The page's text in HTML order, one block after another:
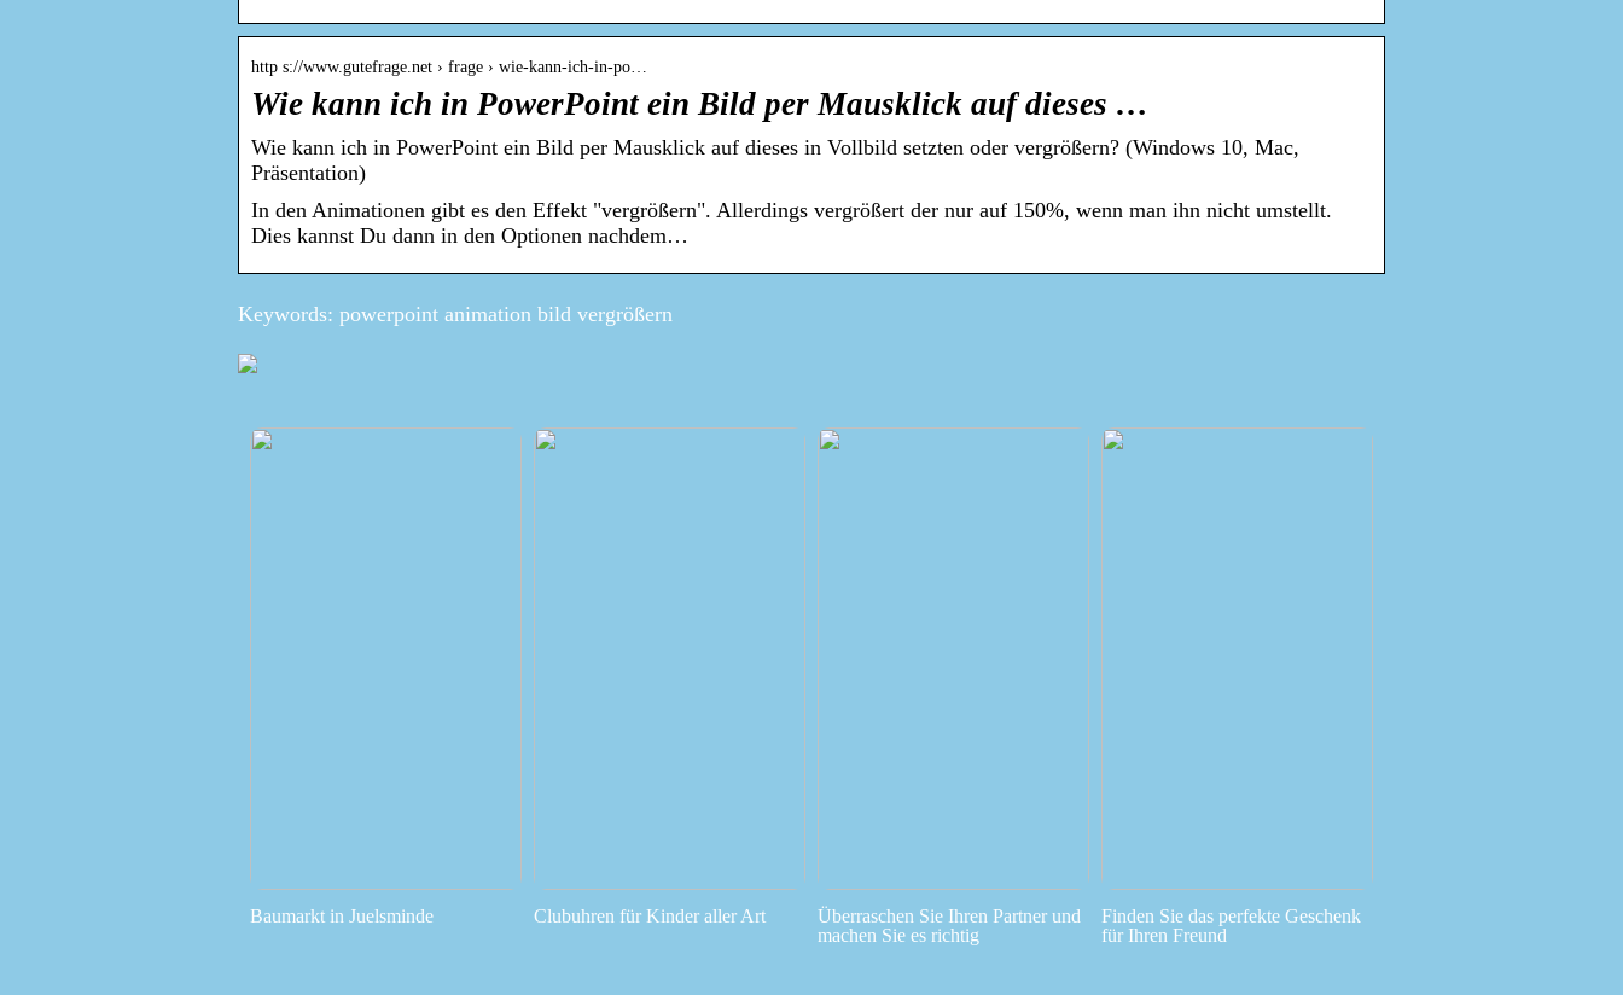
http s://www.gutefrage.net › frage › wie-kann-ich-in-po…
Wie kann ich in PowerPoint ein Bild per Mausklick auf dieses …
Wie kann ich in PowerPoint ein Bild per Mausklick auf dieses in Vollbild setzten oder vergrößern? (Windows 10, Mac,
Präsentation)
In den Animationen gibt es den Effekt "vergrößern". Allerdings vergrößert der nur auf 150%, wenn man ihn nicht umstellt.
Dies kannst Du dann in den Optionen nachdem…
Keywords: powerpoint animation bild vergrößern
Baumarkt in Juelsminde Clubuhren für Kinder aller Art
Überraschen Sie Ihren Partner und
machen Sie es richtig
Finden Sie das perfekte Geschenk
für Ihren Freund